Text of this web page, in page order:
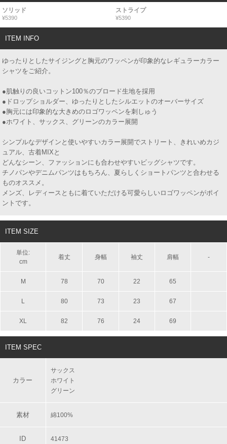
ソリッド
¥5390
ストライプ
¥5390
ITEM INFO
ゆったりとしたサイジングと胸元のワッペンが印象的なレギュラーカラー
シャツをご紹介。
●肌触りの良いコットン100％のブロード生地を採用
●ドロップショルダー、ゆったりとしたシルエットのオーバーサイズ
●胸元には印象的な大きめのロゴワッペンを刺しゅう
●ホワイト、サックス、グリーンのカラー展開
シンプルなデザインと使いやすいカラー展開でストリート、きれいめカジ
ュアル、古着MIXと
どんなシーン、ファッションにも合わせやすいビッグシャツです。
チノパンやデニムパンツはもちろん、夏らしくショートパンツと合わせる
ものオススメ。
メンズ、レディースともに着ていただける可愛らしいロゴワッペンがポイ
ントです。
ITEM SIZE
単位:
cm
着丈 身幅 袖丈 肩幅 -
M 78 70 22 65
L 80 73 23 67
XL 82 76 24 69
ITEM SPEC
カラー
サックス
ホワイト
グリーン
素材 綿100%
ID 41473